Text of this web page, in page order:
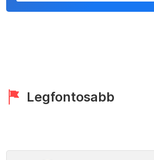
Legfontosabb